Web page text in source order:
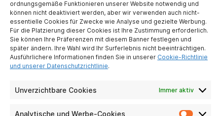
ordnungsgemäße Funktionieren unserer Website notwendig und
können nicht deaktiviert werden, aber wir verwenden auch nicht-
essentielle Cookies für Zwecke wie Analyse und gezielte Werbung.
Für die Platzierung dieser Cookies ist Ihre Zustimmung erforderlich.
Sie können Ihre Präferenzen mit diesem Banner festlegen und
später ändern. Ihre Wahl wird Ihr Surferlebnis nicht beeinträchtigen.
Ausführlichere Informationen finden Sie in unserer Cookie-Richtlinie
und unserer Datenschutzrichtlinie.
Unverzichtbare Cookies Immer aktiv
Analytische und Werbe-Cookies
ÜBER UNS
Wer sind wir ?
Partner werden
Kontaktiere uns
Impressum
personenbezogener